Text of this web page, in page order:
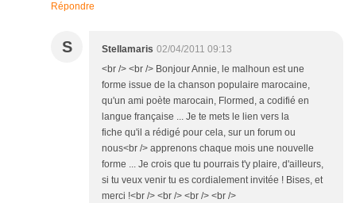
Répondre
S Stellamaris 02/04/2011 09:13
<br /> <br /> Bonjour Annie, le malhoun est une
forme issue de la chanson populaire marocaine,
qu'un ami poète marocain, Flormed, a codifié en
langue française ... Je te mets le lien vers la
fiche qu'il a rédigé pour cela, sur un forum ou
nous<br /> apprenons chaque mois une nouvelle
forme ... Je crois que tu pourrais t'y plaire, d'ailleurs,
si tu veux venir tu es cordialement invitée ! Bises, et
merci !<br /> <br /> <br /> <br />